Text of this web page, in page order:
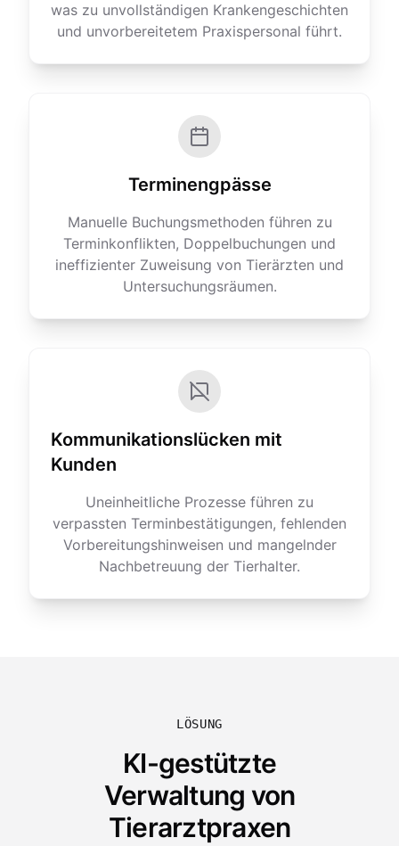
was zu unvollständigen Kranken­geschichten
und unvorbereitetem Praxispersonal führt.
Terminengpässe
Manuelle Buchungsmethoden führen zu
Terminkonflikten, Doppelbuchungen und
ineffizienter Zuweisung von Tierärzten und
Untersuchungsräumen.
Kommunikationslücken mit
Kunden
Uneinheitliche Prozesse führen zu
verpassten Terminbestätigungen, fehlenden
Vorbereitungshinweisen und mangelnder
Nachbetreuung der Tierhalter.
LÖSUNG
KI-gestützte
Verwaltung von
Tierarztpraxen